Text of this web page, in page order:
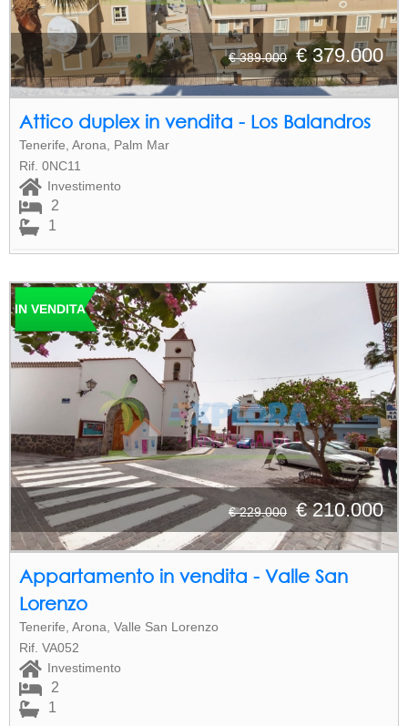
€ 389.000 € 379.000
Attico duplex in vendita - Los Balandros
Tenerife, Arona, Palm Mar
Rif. 0NC11
Investimento
2
1
IN VENDITA
€ 229.000 € 210.000
Appartamento in vendita - Valle San
Lorenzo
Tenerife, Arona, Valle San Lorenzo
Rif. VA052
Investimento
2
1